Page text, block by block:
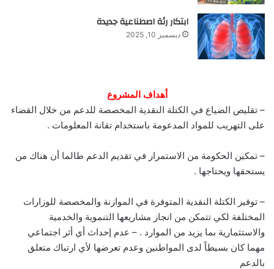
ابتكار رئة اصطناعية جديدة
ديسمبر 10, 2025
أهداف المشروع
– تقليص الضياع في الكتلة النقدية المخصصة للدعم من خلال القضاء
على التهريب للمواد المدعومة باستخدام تقانة المعلومات .
– تمكين الحكومة من الاستمرار في تقديم الدعم طالما أن هناك من
يستحقها ويحتاجها .
– توفير الكتلة النقدية المتوفرة في الموازنة والمخصصة للوزارات
المختلفة لكي تتمكن من انجاز مشاريعها التنموية والخدمية
والاستثمارية بما يزيد من الموارد . – عدم إحداث أي أثر اجتماعي
مهما كان بسيطاً لدى المواطنين وعدم تعرضها لأي ارتباك متعلق
بالدعم